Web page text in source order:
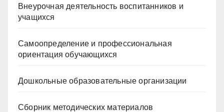
Внеурочная деятельность воспитанников и
учащихся
Самоопределение и профессиональная
ориентация обучающихся
Дошкольные образовательные организации
Сборник методических материалов